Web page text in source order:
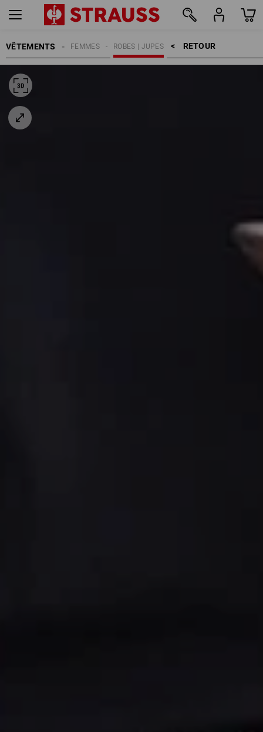
VÊTEMENTS RETOUR    >
ROBES | JUPES
FEMMES